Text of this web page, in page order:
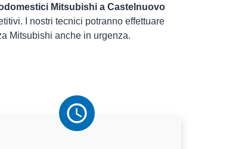
Mitsubishi a Castelnuovo
I nostri tecnici potranno effettuare
Mitsubishi anche in urgenza.